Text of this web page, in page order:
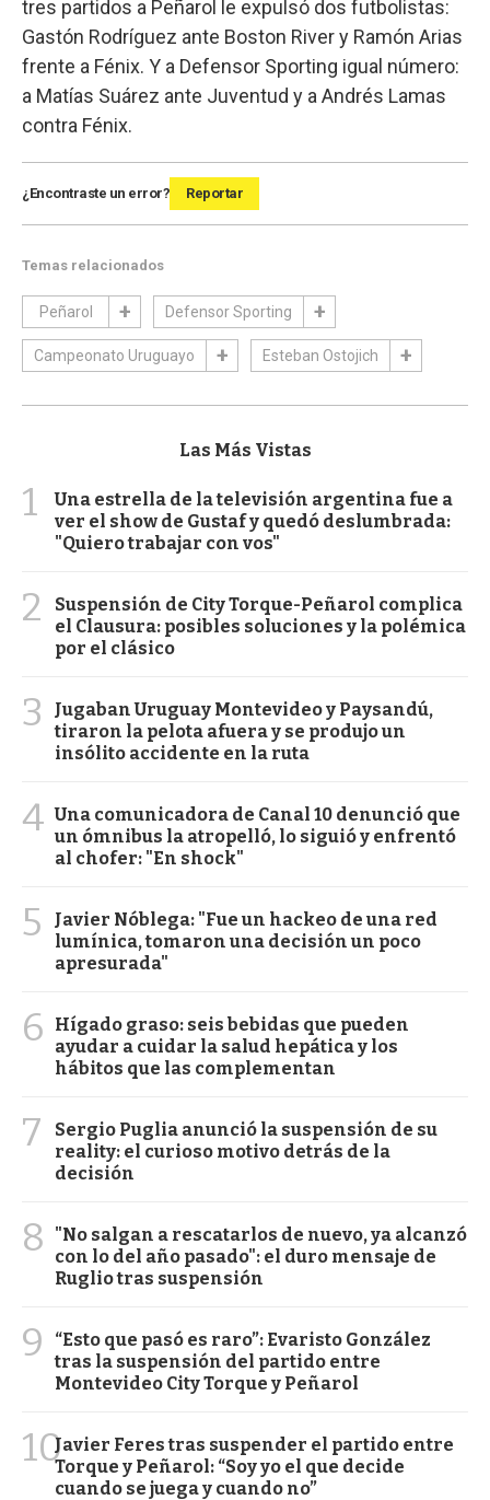
tres partidos a Peñarol le expulsó dos futbolistas:
Gastón Rodríguez ante Boston River y Ramón Arias
frente a Fénix. Y a Defensor Sporting igual número:
a Matías Suárez ante Juventud y a Andrés Lamas
contra Fénix.
¿Encontraste un error? Reportar
Temas relacionados
Peñarol Defensor Sporting
Campeonato Uruguayo Esteban Ostojich
Las Más Vistas
1
Una estrella de la televisión argentina fue a
ver el show de Gustaf y quedó deslumbrada:
"Quiero trabajar con vos"
2
Suspensión de City Torque-Peñarol complica
el Clausura: posibles soluciones y la polémica
por el clásico
3
Jugaban Uruguay Montevideo y Paysandú,
tiraron la pelota afuera y se produjo un
insólito accidente en la ruta
4 Una comunicadora de Canal 10 denunció que
un ómnibus la atropelló, lo siguió y enfrentó
al chofer: "En shock"
5
Javier Nóblega: "Fue un hackeo de una red
lumínica, tomaron una decisión un poco
apresurada"
6
Hígado graso: seis bebidas que pueden
ayudar a cuidar la salud hepática y los
hábitos que las complementan
7
Sergio Puglia anunció la suspensión de su
reality: el curioso motivo detrás de la
decisión
8
"No salgan a rescatarlos de nuevo, ya alcanzó
con lo del año pasado": el duro mensaje de
Ruglio tras suspensión
9
“Esto que pasó es raro”: Evaristo González
tras la suspensión del partido entre
Montevideo City Torque y Peñarol
10Javier Feres tras suspender el partido entre
Torque y Peñarol: “Soy yo el que decide
cuando se juega y cuando no”